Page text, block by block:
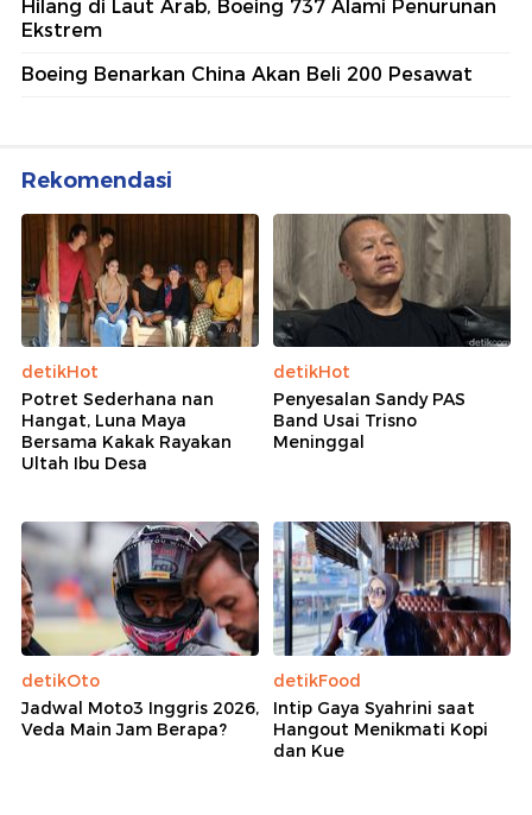
Hilang di Laut Arab, Boeing 737 Alami Penurunan
Ekstrem
Boeing Benarkan China Akan Beli 200 Pesawat
Rekomendasi
detikHot
Potret Sederhana nan
Hangat, Luna Maya
Bersama Kakak Rayakan
Ultah Ibu Desa
detikHot
Penyesalan Sandy PAS
Band Usai Trisno
Meninggal
detikOto
Jadwal Moto3 Inggris 2026,
Veda Main Jam Berapa?
detikFood
Intip Gaya Syahrini saat
Hangout Menikmati Kopi
dan Kue